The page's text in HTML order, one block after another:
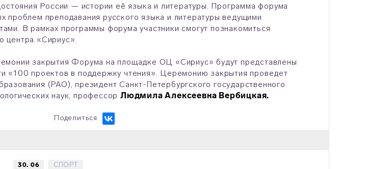
России — истории её языка и литературы. Программа форума
проблем преподавания русского языка и литературы ведущими
В рамках программы форума участники смогут познакомиться
центра «Сириус».
закрытия Форума на площадке ОЦ «Сириус» будут представлены
«100 проектов в поддержку чтения». Церемонию закрытия проведет
(РАО), президент Санкт-Петербургского государственного
наук, профессор Людмила Алексеевна Вербицкая.
Поделиться
30. 06 СПОРТ